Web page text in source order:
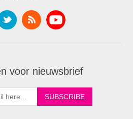
voor nieuwsbrief